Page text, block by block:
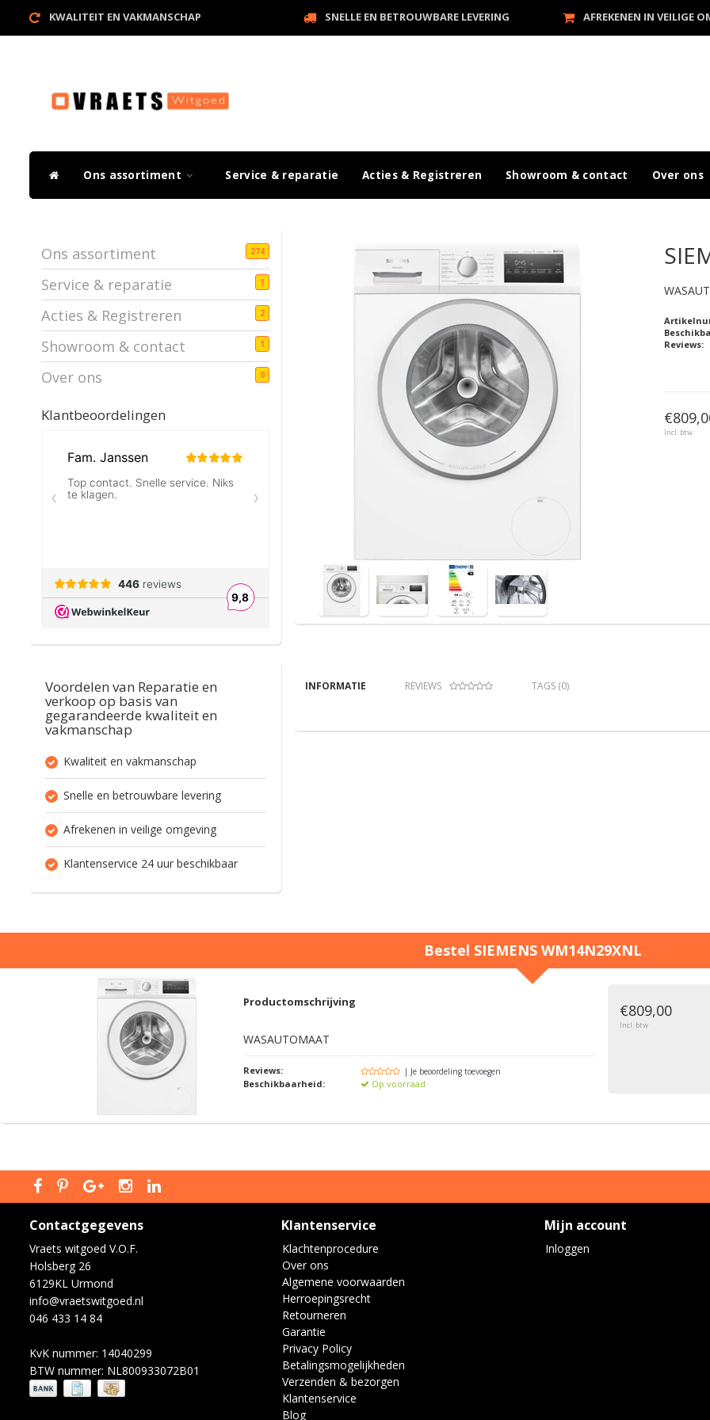
KWALITEIT EN VAKMANSCHAP SNELLE EN BETROUWBARE LEVERING AFREKENEN IN VEILIGE
Ons assortiment Service & reparatie Acties & Registreren Showroom & contact Over ons
Ons assortiment 274
Service & reparatie 1
Acties & Registreren 2
Showroom & contact 1
Over ons 0
Klantbeoordelingen
Voordelen van Reparatie en
verkoop op basis van
gegarandeerde kwaliteit en
vakmanschap
Kwaliteit en vakmanschap
Snelle en betrouwbare levering
Afrekenen in veilige omgeving
Klantenservice 24 uur beschikbaar
Reviews:
Incl. btw
INFORMATIE REVIEWS TAGS (0)
Bestel SIEMENS WM14N29XNL
Productomschrijving
WASAUTOMAAT
Reviews: | Je beoordeling toevoegen
Beschikbaarheid: Op voorraad
€809,00
Incl. btw
Contactgegevens
Vraets witgoed V.O.F.
Holsberg 26
6129KL Urmond
info@vraetswitgoed.nl
046 433 14 84
KvK nummer: 14040299
BTW nummer: NL800933072B01
Klantenservice
Klachtenprocedure
Over ons
Algemene voorwaarden
Herroepingsrecht
Retourneren
Garantie
Privacy Policy
Betalingsmogelijkheden
Verzenden & bezorgen
Klantenservice
Blog
Mijn account
Inloggen